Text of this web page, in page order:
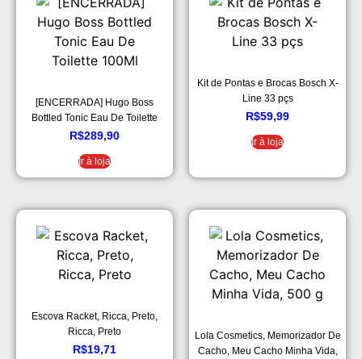
[ENCERRADA] Hugo Boss
Bottled Tonic Eau De Toilette
100Ml
R$289,90
Ir à loja
Kit de Pontas e Brocas Bosch X-
Line 33 pçs
R$59,99
Ir à loja
Escova Racket, Ricca, Preto,
Ricca, Preto
R$19,71
Lola Cosmetics, Memorizador De
Cacho, Meu Cacho Minha Vida,